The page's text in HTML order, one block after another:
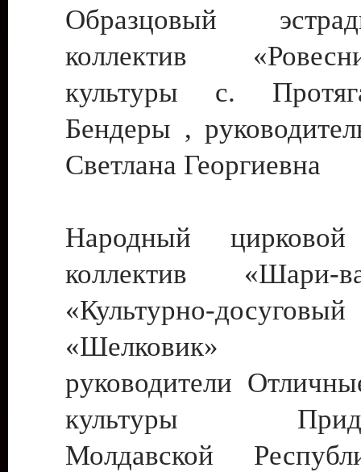
Образцовый
коллектив
культуры с.
Бендеры ,
Светлана Георгиевна
Народный цирковой
коллектив
«Культурно-
«Шелковик»
руководители
культуры
Молдавской